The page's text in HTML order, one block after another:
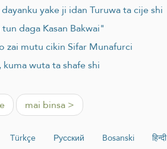
yake ji idan Turuwa ta cije shi
daga Kasan Bakwai"
zai mutu cikin Sifar Munafurci
wuta ta shafe shi
mai binsa >
Türkçe Русский Bosanski हिन्दी